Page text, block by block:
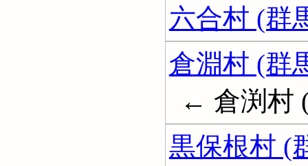
六合村 (群
倉淵村 (群
← 倉渕村
黒保根村 (